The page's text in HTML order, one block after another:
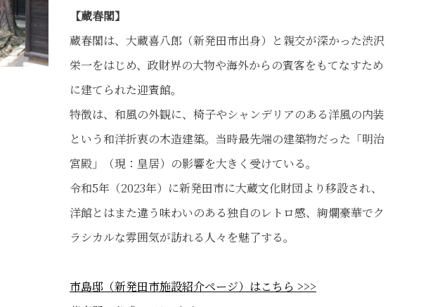
市島邸・建物を囲む回遊式の庭園
【蔵春閣】
蔵春閣は、大蔵喜八郎（新発田市出身）と親交が深かった渋沢
栄一をはじめ、政財界の大物や海外からの賓客をもてなすため
に建てられた迎賓館。
特徴は、和風の外観に、椅子やシャンデリアのある洋風の内装
という和洋折衷の木造建築。当時最先端の建築物だった「明治
宮殿」（現：皇居）の影響を大きく受けている。
令和5年（2023年）に新発田市に大蔵文化財団より移設され、
洋館とはまた違う味わいのある独自のレトロ感、絢爛豪華でク
ラシカルな雰囲気が訪れる人々を魅了する。
市島邸（新発田市施設紹介ページ）はこちら >>>